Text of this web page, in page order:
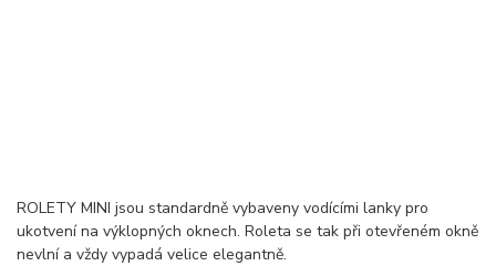
ROLETY MINI jsou standardně vybaveny vodícími lanky pro
ukotvení na výklopných oknech. Roleta se tak při otevřeném okně
nevlní a vždy vypadá velice elegantně.